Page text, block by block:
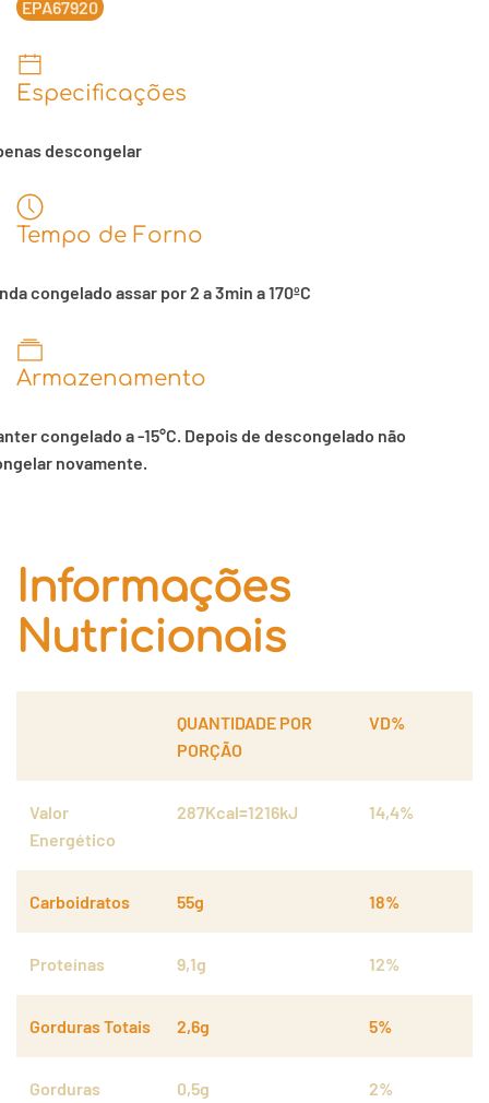
EPA67920
Especificações
descongelar
Tempo de Forno
congelado assar por 2 a 3min a 170ºC
Armazenamento
congelado a -15°C. Depois de descongelado não
novamente.
Informações
Nutricionais
QUANTIDADE POR
PORÇÃO
VD%
Valor
Energético
287Kcal=1216kJ 14,4%
Carboidratos 55g 18%
Proteínas 9,1g 12%
Gorduras Totais 2,6g 5%
Gorduras
0,5g 2%